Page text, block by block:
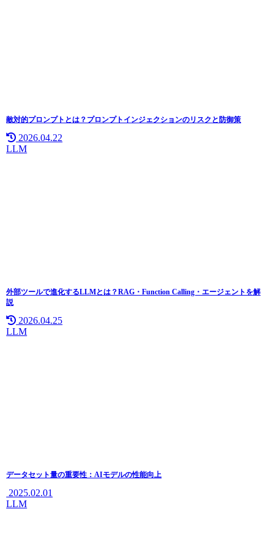
敵対的プロンプトとは？プロンプトインジェクションのリスクと防御策
2026.04.22
LLM
外部ツールで進化するLLMとは？RAG・Function Calling・エージェントを解
説
2026.04.25
LLM
データセット量の重要性：AIモデルの性能向上
2025.02.01
LLM